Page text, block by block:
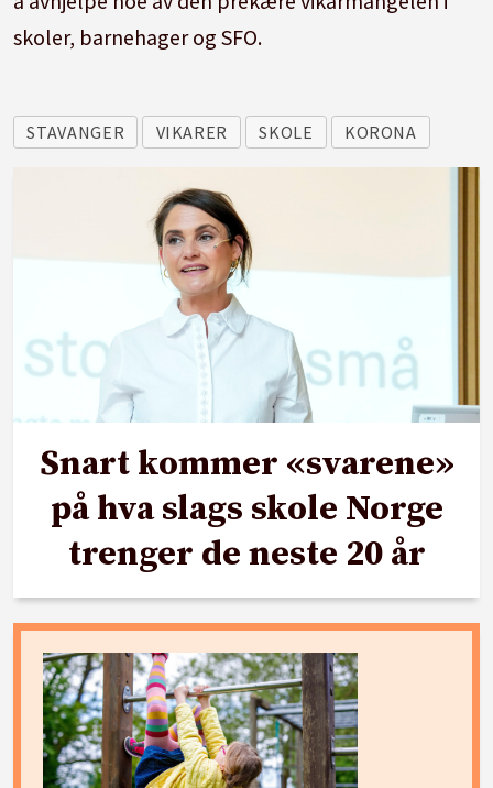
skoler, barnehager og SFO.
STAVANGER VIKARER SKOLE KORONA
Snart kommer «svarene»
på hva slags skole Norge
trenger de neste 20 år